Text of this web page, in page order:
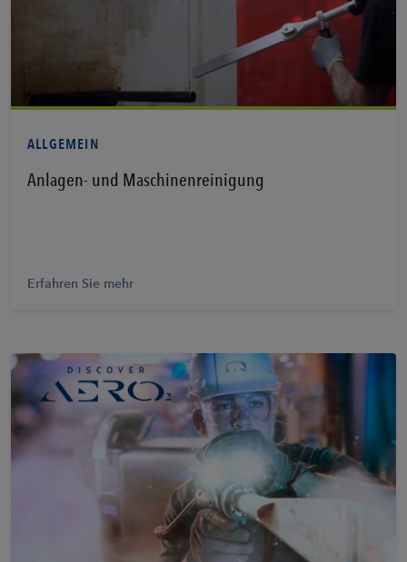
ALLGEMEIN
Anlagen- und Maschinenreinigung
Erfahren Sie mehr
Erfahren Sie mehr